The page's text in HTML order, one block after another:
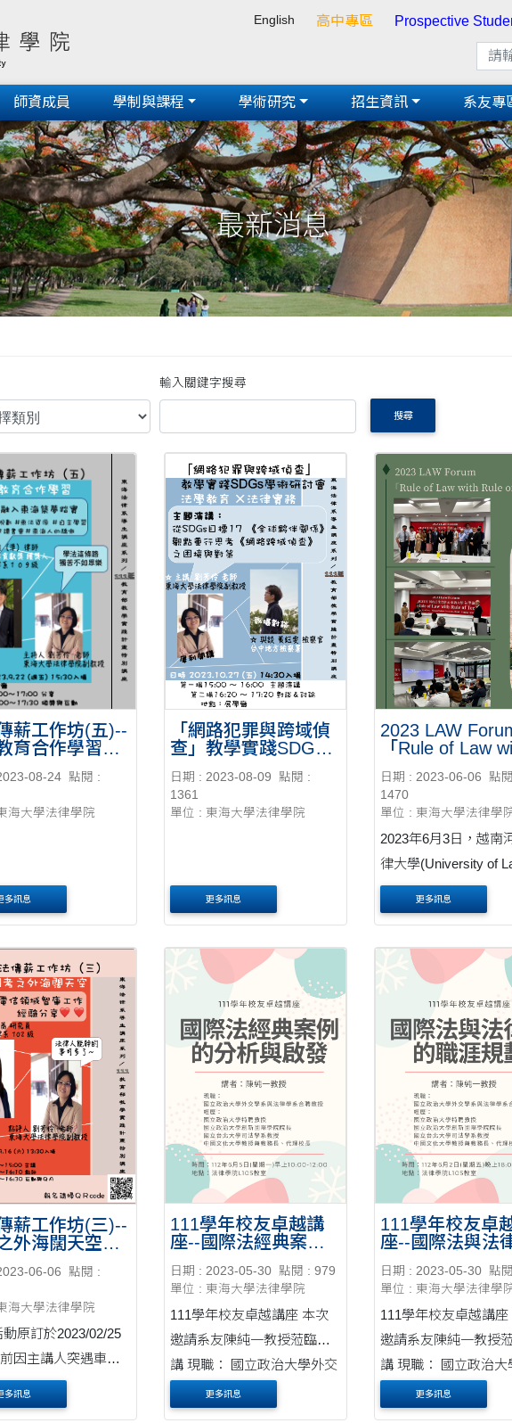
English 高中專區 Prospective
師資成員 學制與課程 學術研究 招生資訊 系友專
最新消息
輸入關鍵字搜尋
搜尋
薪工作坊(五)--
育合作學習
08-24
點閱 :
海大學法律學院
多訊息
「網路犯罪與跨域偵
查」教學實踐SDGs
-2023/10/27
日期 : 2023-08-09
點閱 :
1361
單位 : 東海大學法律學院
更多訊息
2023 LAW
「Rule of Law
導
日期 : 2023-06-06
點
1470
單位 : 東海大學法律學
2023年6月3日，越南
律大學(University of
Vietnam National
Hanoi)和東海大學法律
海大學法律學院L 105
室，共同舉辦了2023
目是「Rule of Law
of Tech....
更多訊息
薪工作坊(三)--
外海闊天空
06-06
點閱 :
海大學法律學院
動原訂於2023/02/25
因主講人突遇車禍
延期，今其已然康
此公告活動再開，
多訊息
111學年校友卓越講
座--國際法經典案例
-20230605
日期 : 2023-05-30 點閱 : 979
單位 : 東海大學法律學院
111學年校友卓越講座 本次
邀請系友陳純一教授蒞臨演
講 現職： 國立政治大學外交
學系與法律學系合聘教授 經
歷： 國立政治大學特聘教授
更多訊息
111學年校友卓
座--國際法與法
-20230602
日期 : 2023-05-30 點
單位 : 東海大學法律學
111學年校友卓越講座
邀請系友陳純一教授
講 現職： 國立政治大
學系與法律學系合聘
歷： 國立政治大學特
更多訊息